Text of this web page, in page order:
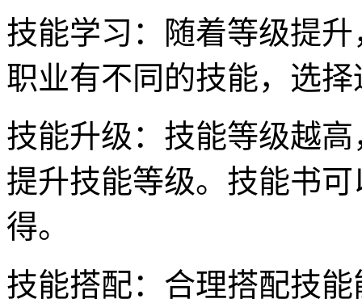
技能学习：随着等级提
职业有不同的技能，选
技能升级：技能等级越
提升技能等级。技能书
得。
技能搭配：合理搭配技